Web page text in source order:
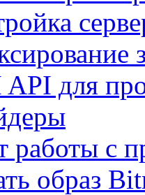
для
работы с
образ